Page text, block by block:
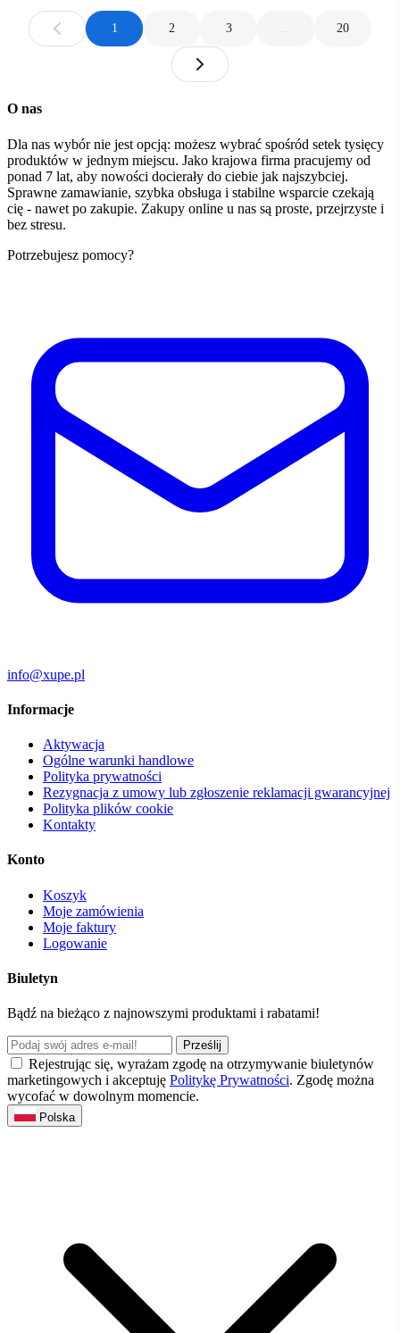
1 2 3 … 20
O nas
Dla nas wybór nie jest opcją: możesz wybrać spośród setek tysięcy
produktów w jednym miejscu. Jako krajowa firma pracujemy od
ponad 7 lat, aby nowości docierały do ciebie jak najszybciej.
Sprawne zamawianie, szybka obsługa i stabilne wsparcie czekają
cię - nawet po zakupie. Zakupy online u nas są proste, przejrzyste i
bez stresu.
Potrzebujesz pomocy?
info@xupe.pl
Informacje
Aktywacja
Ogólne warunki handlowe
Polityka prywatności
Rezygnacja z umowy lub zgłoszenie reklamacji gwarancyjnej
Polityka plików cookie
Kontakty
Konto
Koszyk
Moje zamówienia
Moje faktury
Logowanie
Biuletyn
Bądź na bieżąco z najnowszymi produktami i rabatami!
Prześlij
Rejestrując się, wyrażam zgodę na otrzymywanie biuletynów
marketingowych i akceptuję Politykę Prywatności. Zgodę można
wycofać w dowolnym momencie.
Polska